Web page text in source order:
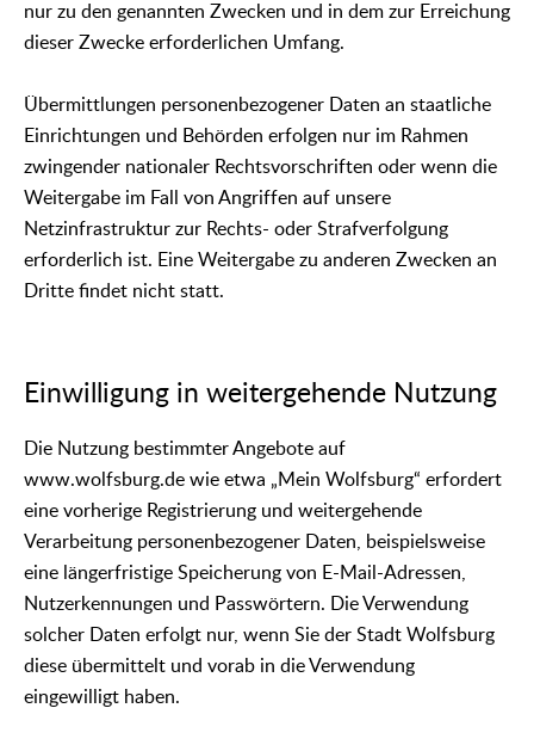
nur zu den genannten Zwecken und in dem zur Erreichung
dieser Zwecke erforderlichen Umfang.
Übermittlungen personenbezogener Daten an staatliche
Einrichtungen und Behörden erfolgen nur im Rahmen
zwingender nationaler Rechtsvorschriften oder wenn die
Weitergabe im Fall von Angriffen auf unsere
Netzinfrastruktur zur Rechts- oder Strafverfolgung
erforderlich ist. Eine Weitergabe zu anderen Zwecken an
Dritte findet nicht statt.
Einwilligung in weitergehende Nutzung
Die Nutzung bestimmter Angebote auf
www.wolfsburg.de wie etwa „Mein Wolfsburg“ erfordert
eine vorherige Registrierung und weitergehende
Verarbeitung personenbezogener Daten, beispielsweise
eine längerfristige Speicherung von E-Mail-Adressen,
Nutzerkennungen und Passwörtern. Die Verwendung
solcher Daten erfolgt nur, wenn Sie der Stadt Wolfsburg
diese übermittelt und vorab in die Verwendung
eingewilligt haben.